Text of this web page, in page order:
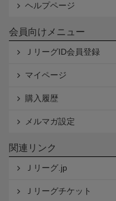
ヘルプページ
会員向けメニュー
ＪリーグID会員登録
マイページ
購入履歴
メルマガ設定
関連リンク
Ｊリーグ.jp
Ｊリーグチケット